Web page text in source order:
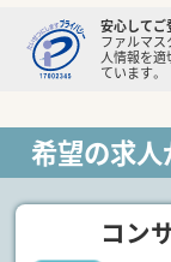
安心してご
ファルマス
人情報を
ています。
希望の求
コン